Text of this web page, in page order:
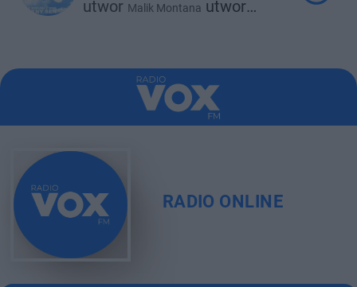
utwor Malik Montana utwor
RADIO ONLINE